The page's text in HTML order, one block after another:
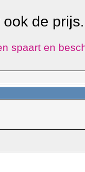
de
spaart en